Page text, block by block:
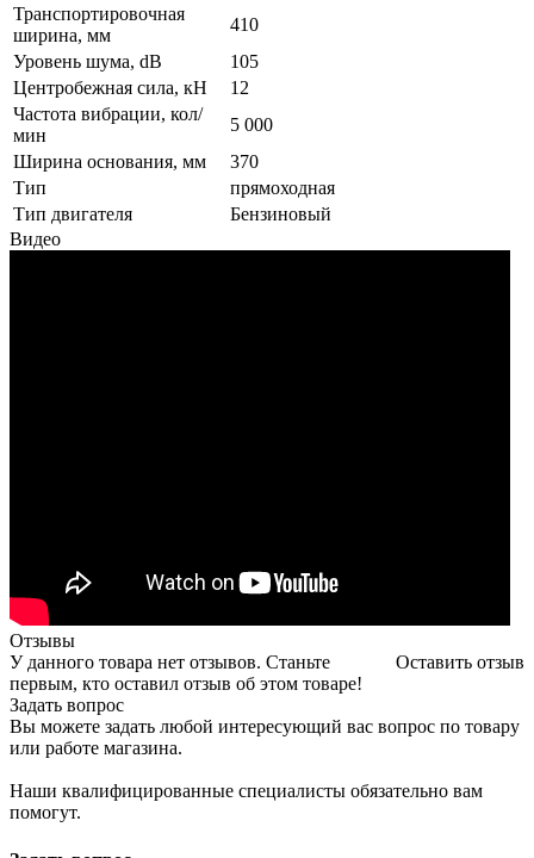
Транспортировочная
ширина, мм
410
Уровень шума, dB
105
Центробежная сила, кН
12
Частота вибрации, кол/
мин
5 000
Ширина основания, мм
370
Тип
прямоходная
Тип двигателя
Бензиновый
Видео
Отзывы
Оставить отзыв
У данного товара нет отзывов. Станьте
первым, кто оставил отзыв об этом товаре!
Задать вопрос
Вы можете задать любой интересующий вас вопрос по товару
или работе магазина.
Наши квалифицированные специалисты обязательно вам
помогут.